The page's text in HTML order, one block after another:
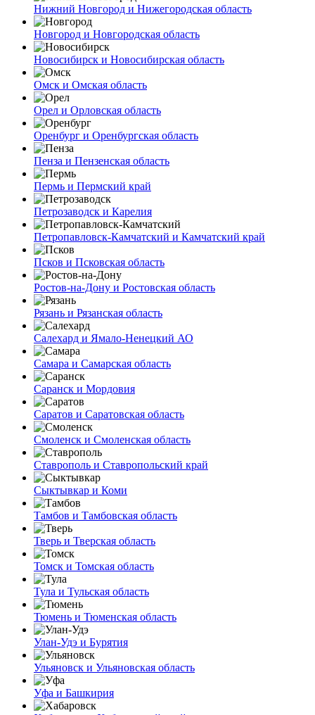
Нижний Новгород и Нижегородская область
Новгород и Новгородская область
Новосибирск и Новосибирская область
Омск и Омская область
Орел и Орловская область
Оренбург и Оренбургская область
Пенза и Пензенская область
Пермь и Пермский край
Петрозаводск и Карелия
Петропавловск-Камчатский и Камчатский край
Псков и Псковская область
Ростов-на-Дону и Ростовская область
Рязань и Рязанская область
Салехард и Ямало-Ненецкий АО
Самара и Самарская область
Саранск и Мордовия
Саратов и Саратовская область
Смоленск и Смоленская область
Ставрополь и Ставропольский край
Сыктывкар и Коми
Тамбов и Тамбовская область
Тверь и Тверская область
Томск и Томская область
Тула и Тульская область
Тюмень и Тюменская область
Улан-Удэ и Бурятия
Ульяновск и Ульяновская область
Уфа и Башкирия